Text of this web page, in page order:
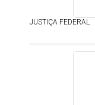
JUSTIÇA FEDERAL